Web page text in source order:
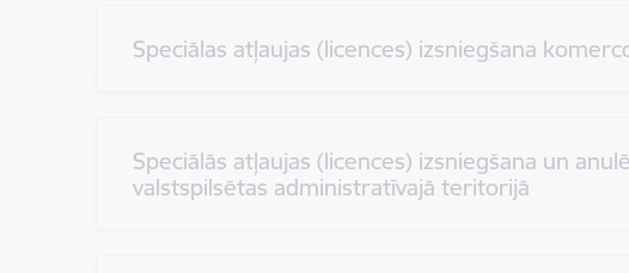
Speciālas atļaujas (licences) izsniegšana
Speciālās atļaujas (licences) izsniegšana un
valstspilsētas administratīvajā teritorijā